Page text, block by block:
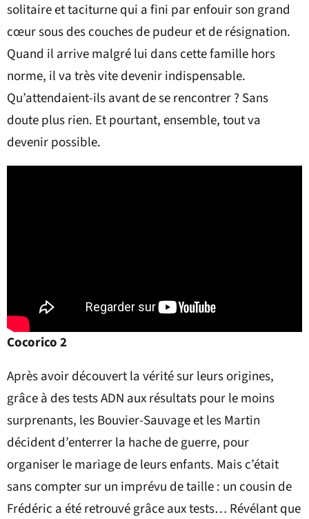
solitaire et taciturne qui a fini par enfouir son grand
cœur sous des couches de pudeur et de résignation.
Quand il arrive malgré lui dans cette famille hors
norme, il va très vite devenir indispensable.
Qu’attendaient-ils avant de se rencontrer ? Sans
doute plus rien. Et pourtant, ensemble, tout va
devenir possible.
Cocorico 2
Après avoir découvert la vérité sur leurs origines,
grâce à des tests ADN aux résultats pour le moins
surprenants, les Bouvier-Sauvage et les Martin
décident d’enterrer la hache de guerre, pour
organiser le mariage de leurs enfants. Mais c’était
sans compter sur un imprévu de taille : un cousin de
Frédéric a été retrouvé grâce aux tests… Révélant que